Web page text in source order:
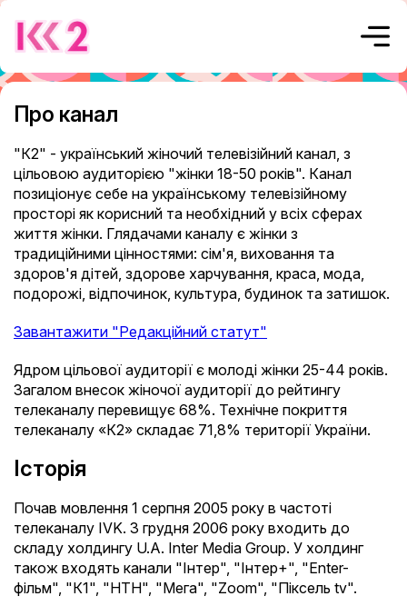
Про канал
"К2" - український жіночий телевізійний канал, з
цільовою аудиторією "жінки 18-50 років". Канал
позиціонує себе на українському телевізійному
просторі як корисний та необхідний у всіх сферах
життя жінки. Глядачами каналу є жінки з
традиційними цінностями: сім'я, виховання та
здоров'я дітей, здорове харчування, краса, мода,
подорожі, відпочинок, культура, будинок та затишок.
Завантажити "Редакційний статут"
Ядром цільової аудиторії є молоді жінки 25-44 років.
Загалом внесок жіночої аудиторії до рейтингу
телеканалу перевищує 68%. Технічне покриття
телеканалу «К2» складає 71,8% території України.
Історія
Почав мовлення 1 серпня 2005 року в частоті
телеканалу IVK. З грудня 2006 року входить до
складу холдингу U.A. Inter Media Group. У холдинг
також входять канали "Інтер", "Інтер+", "Enter-
фільм", "К1", "НТН", "Мега", "Zoom", "Піксель tv".